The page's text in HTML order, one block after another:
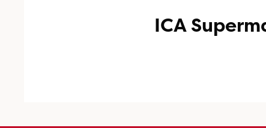
ICA